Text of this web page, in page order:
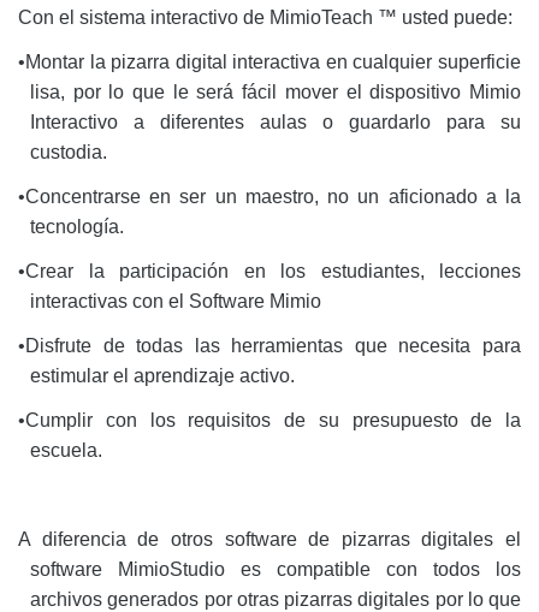
Con el sistema interactivo de MimioTeach ™ usted puede:
•Montar la pizarra digital interactiva en cualquier superficie
lisa, por lo que le será fácil mover el dispositivo Mimio
Interactivo a diferentes aulas o guardarlo para su
custodia.
•Concentrarse en ser un maestro, no un aficionado a la
tecnología.
•Crear la participación en los estudiantes, lecciones
interactivas con el Software Mimio
•Disfrute de todas las herramientas que necesita para
estimular el aprendizaje activo.
•Cumplir con los requisitos de su presupuesto de la
escuela.
A diferencia de otros software de pizarras digitales el
software MimioStudio es compatible con todos los
archivos generados por otras pizarras digitales por lo que